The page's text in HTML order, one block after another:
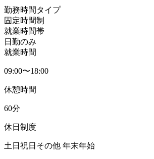
勤務時間タイプ
固定時間制
就業時間帯
日勤のみ
就業時間
09:00〜18:00
休憩時間
60分
休日制度
土日祝日その他 年末年始